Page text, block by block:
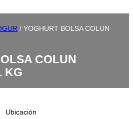
/ YOGHURT BOLSA COLUN
COLUN
KG
Ubicación